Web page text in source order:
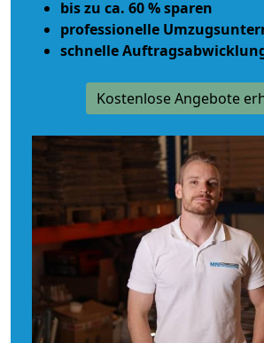
bis zu ca. 60 % sparen
professionelle
schnelle
Kostenlose Angebote